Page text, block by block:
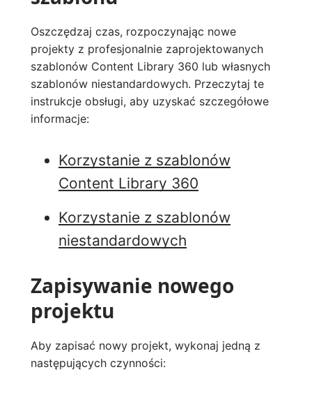
Oszczędzaj czas, rozpoczynając nowe
projekty z profesjonalnie zaprojektowanych
szablonów Content Library 360 lub własnych
szablonów niestandardowych. Przeczytaj te
instrukcje obsługi, aby uzyskać szczegółowe
informacje:
Korzystanie z szablonów
Content Library 360
Korzystanie z szablonów
niestandardowych
Zapisywanie nowego
projektu
Aby zapisać nowy projekt, wykonaj jedną z
następujących czynności: